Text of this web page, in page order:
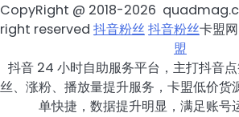
CopyRight @ 2018-2026
right reserved 抖音粉丝抖音粉丝卡盟网
盟
抖音 24 小时自助服务平台，主打抖音
丝、涨粉、播放量提升服务，卡盟低价货
单快捷，数据提升明显，满足账号